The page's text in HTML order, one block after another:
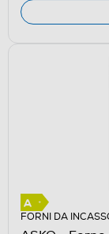
FORNI DA